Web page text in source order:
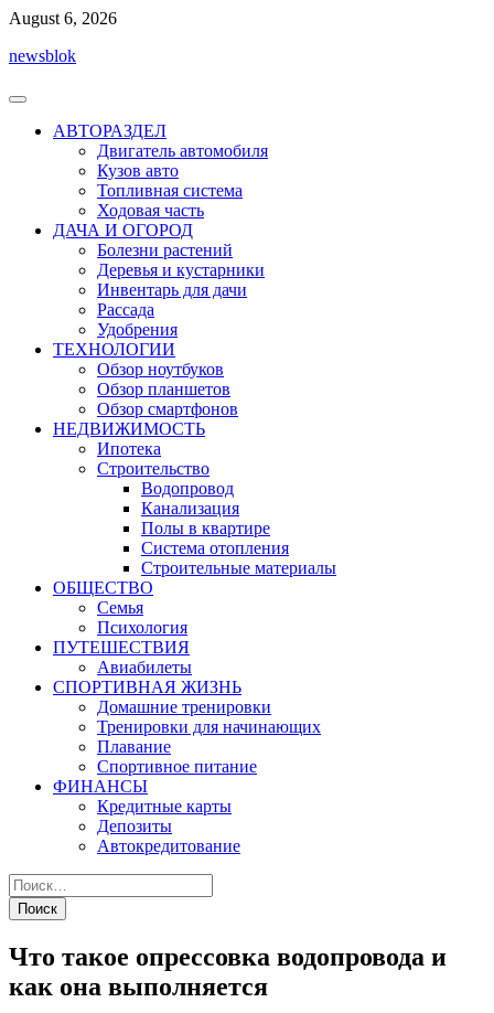
Перейти
содержимому
August 6, 2026
newsblok
АВТОРАЗДЕЛ
Двигатель автомобиля
Кузов авто
Топливная система
Ходовая часть
ДАЧА И ОГОРОД
Болезни растений
Деревья и кустарники
Инвентарь для дачи
Рассада
Удобрения
ТЕХНОЛОГИИ
Обзор ноутбуков
Обзор планшетов
Обзор смартфонов
НЕДВИЖИМОСТЬ
Ипотека
Строительство
Водопровод
Канализация
Полы в квартире
Система отопления
Строительные материалы
ОБЩЕСТВО
Семья
Психология
ПУТЕШЕСТВИЯ
Авиабилеты
СПОРТИВНАЯ ЖИЗНЬ
Домашние тренировки
Тренировки для начинающих
Плавание
Спортивное питание
ФИНАНСЫ
Кредитные карты
Депозиты
Автокредитование
Что такое опрессовка водопровода и
как она выполняется